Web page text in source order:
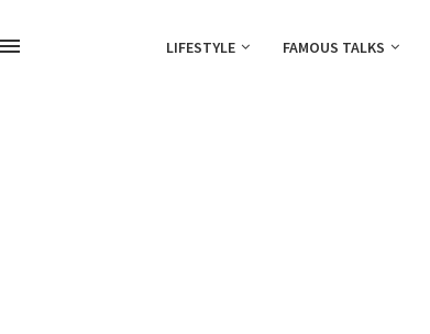
LIFESTYLE FAMOUS TALKS